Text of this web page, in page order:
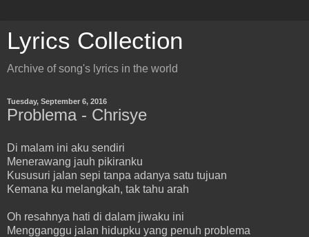
Lyrics Collection
Archive of song's lyrics in the world
Tuesday, September 6, 2016
Problema - Chrisye
Di malam ini aku sendiri
Menerawang jauh pikiranku
Kususuri jalan sepi tanpa adanya satu tujuan
Kemana ku melangkah, tak tahu arah
Oh resahnya hati di dalam jiwaku ini
Mengganggu jalan hidupku yang penuh problema